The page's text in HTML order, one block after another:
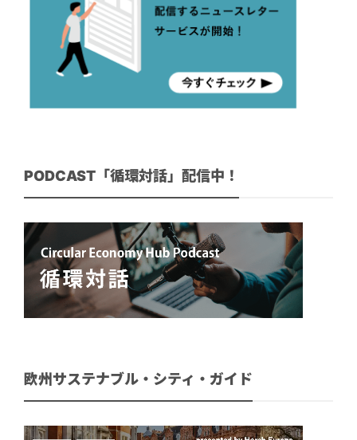
PODCAST「循環対話」配信中！
欧州サステナブル・シティ・ガイド